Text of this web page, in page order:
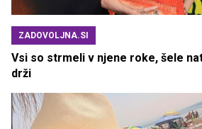
ZADOVOLJNA.SI
Vsi so strmeli v njene roke, šele
drži